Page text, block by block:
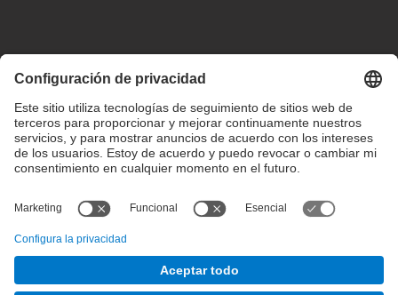
Configuración de privacidad